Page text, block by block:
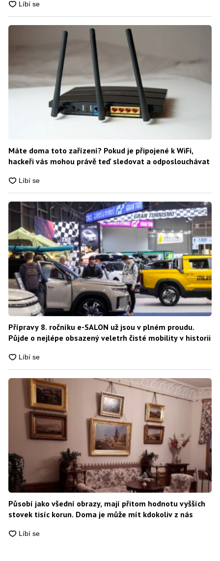
Máte doma toto zařízení? Pokud je připojené k WiFi,
hackeři vás mohou právě teď sledovat a odposlouchávat
Přípravy 8. ročníku e-SALON už jsou v plném proudu.
Půjde o nejlépe obsazený veletrh čisté mobility v historii
Působí jako všední obrazy, mají přitom hodnotu vyšších
stovek tisíc korun. Doma je může mít kdokoliv z nás